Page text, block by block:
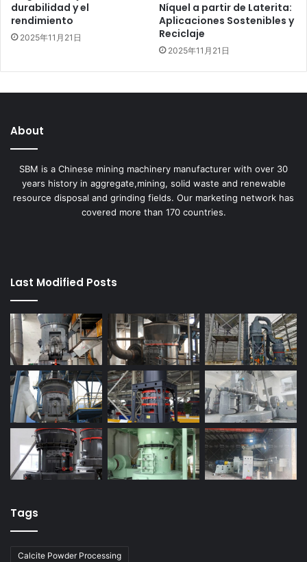
durabilidad y el
rendimiento
2025年11月21日
Níquel a partir de Laterita:
Aplicaciones Sostenibles y
Reciclaje
2025年11月21日
About
SBM is a Chinese mining machinery manufacturer with over 30
years history in aggregate,mining, solid waste and renewable
resource disposal and grinding fields. Our marketing network has
covered more than 170 countries.
Last Modified Posts
Tags
Calcite Powder Processing